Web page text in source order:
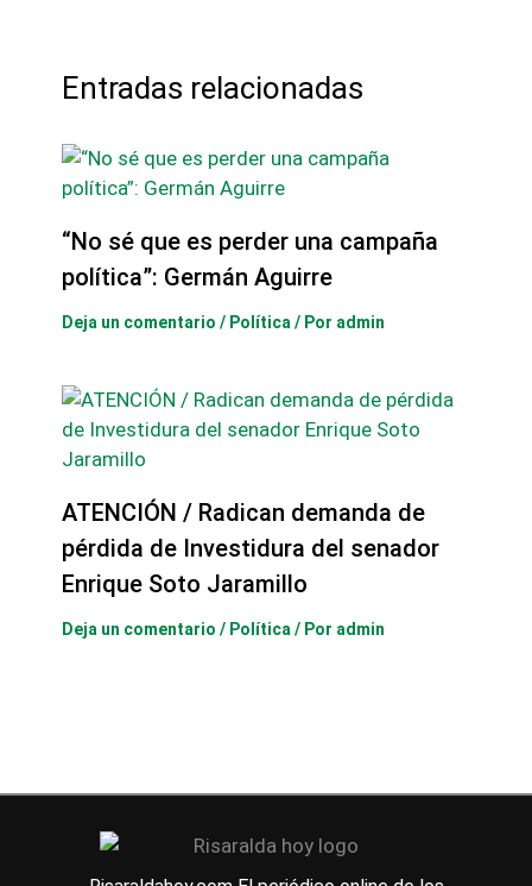
Entradas relacionadas
“No sé que es perder una campaña
política”: Germán Aguirre
Deja un comentario / Política / Por admin
ATENCIÓN / Radican demanda de
pérdida de Investidura del senador
Enrique Soto Jaramillo
Deja un comentario / Política / Por admin